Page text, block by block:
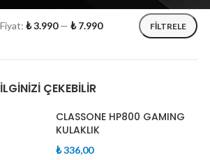
FILTRELE
Fiyat: ₺ 3.990— ₺ 7.990
İLGINIZI ÇEKEBILIR
CLASSONE HP800 GAMING
KULAKLIK
₺336,00